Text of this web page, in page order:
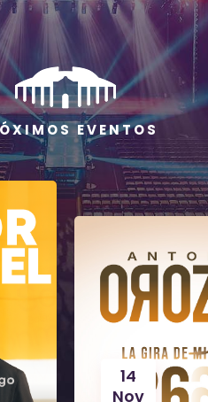
X I M O S E V E N T O S
14
Nov